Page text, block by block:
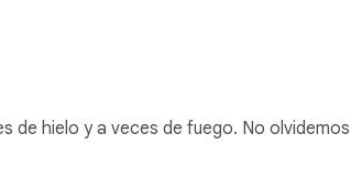
de hielo y a veces de fuego. No